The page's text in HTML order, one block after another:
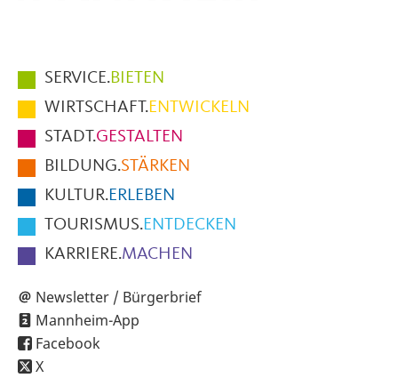
Hauptmenüpunkte
im
Fußbereich
der
Seite
SERVICE.BIETEN
WIRTSCHAFT.ENTWICKELN
STADT.GESTALTEN
BILDUNG.STÄRKEN
KULTUR.ERLEBEN
TOURISMUS.ENTDECKEN
KARRIERE.MACHEN
Newsletter / Bürgerbrief
Mannheim-App
Facebook
X